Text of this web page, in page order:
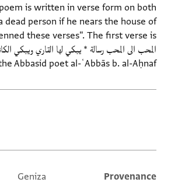
is written in verse form on both
person if he nears the house of
Abbasid poet al-ʿAbbās b. al-Aḥnaf.
Additional metadata
Provenance
Geniza